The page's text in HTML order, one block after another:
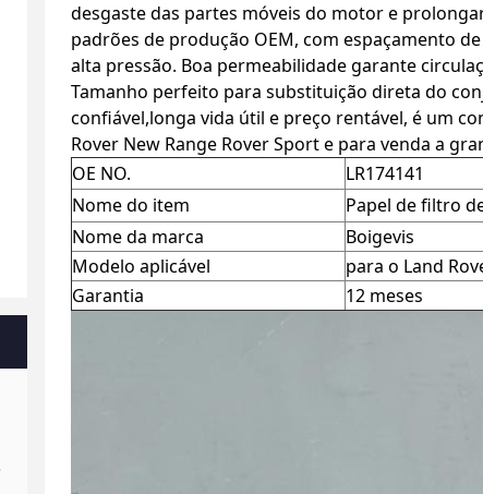
desgaste das partes móveis do motor e
padrões de produção OEM, com espaçamento
alta pressão. Boa permeabilidade garante
Tamanho perfeito para substituição direta do
confiável,longa vida útil e preço rentável, é um
Rover New Range Rover Sport e para venda a
OE NO.
LR174141
Nome do item
Papel de filtro
Nome da marca
Boigevis
Modelo aplicável
para o Land
Garantia
12 meses